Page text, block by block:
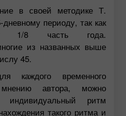
в своей методике Т.
периоду, так как
1/8 часть года.
из названных выше
45.
каждого временного
автора, можно
индивидуальный ритм
такого ритма и